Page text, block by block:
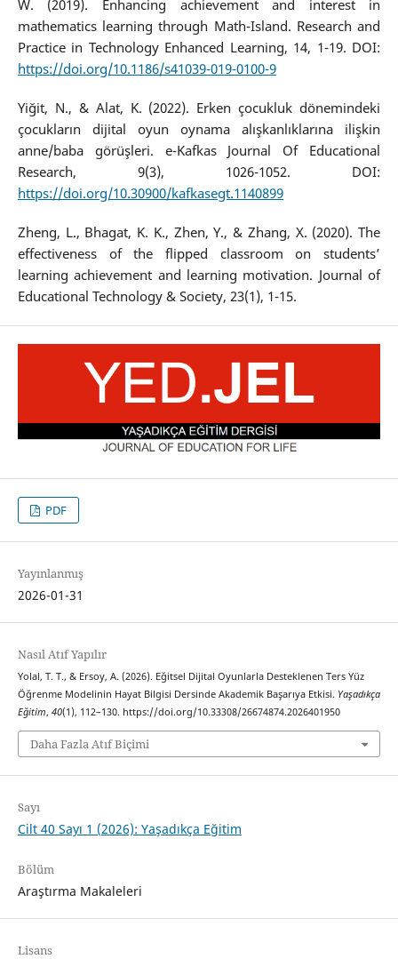
W. (2019). Enhancing achievement and interest in
mathematics learning through Math-Island. Research and
Practice in Technology Enhanced Learning, 14, 1-19. DOI:
https://doi.org/10.1186/s41039-019-0100-9
Yiğit, N., & Alat, K. (2022). Erken çocukluk dönemindeki
çocukların dijital oyun oynama alışkanlıklarına ilişkin
anne/baba görüşleri. e-Kafkas Journal Of Educational
Research, 9(3), 1026-1052. DOI:
https://doi.org/10.30900/kafkasegt.1140899
Zheng, L., Bhagat, K. K., Zhen, Y., & Zhang, X. (2020). The
effectiveness of the flipped classroom on students’
learning achievement and learning motivation. Journal of
Educational Technology & Society, 23(1), 1-15.
PDF
Yayınlanmış
2026-01-31
Nasıl Atıf Yapılır
Yolal, T. T., & Ersoy, A. (2026). Eğitsel Dijital Oyunlarla Desteklenen Ters Yüz
Öğrenme Modelinin Hayat Bilgisi Dersinde Akademik Başarıya Etkisi. Yaşadıkça
Eğitim, 40(1), 112–130. https://doi.org/10.33308/26674874.2026401950
Daha Fazla Atıf Biçimi
Sayı
Cilt 40 Sayı 1 (2026): Yaşadıkça Eğitim
Bölüm
Araştırma Makaleleri
Lisans